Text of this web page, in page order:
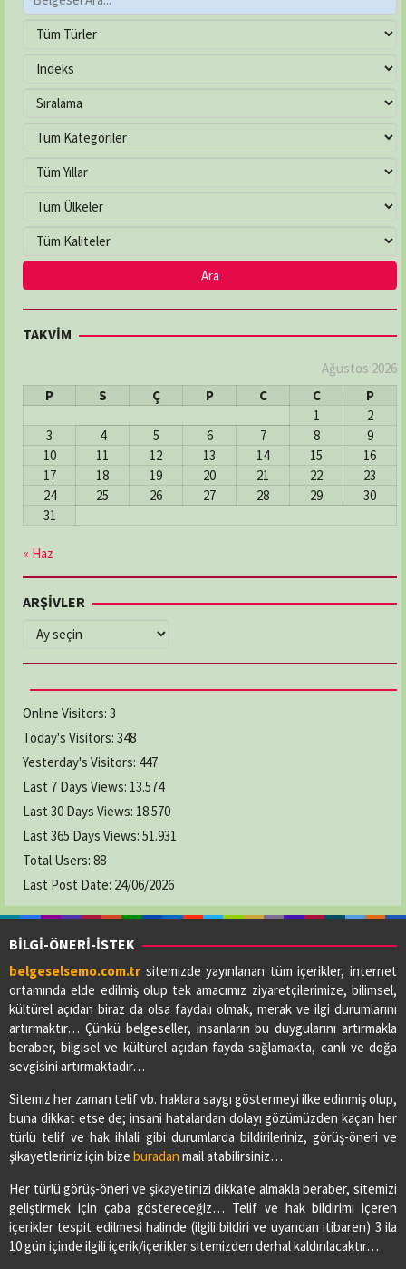
TAKVİM
Ağustos 2026
P
S Ç P C C
P
1
2
3
4 5 6 7 8
9
10
11 12 13 14 15
16
17
18 19 20 21 22
23
24
25 26 27 28 29
30
31
« Haz
ARŞİVLER
ARŞİVLER
Online Visitors: 3
Today's Visitors: 348
Yesterday's Visitors: 447
Last 7 Days Views: 13.574
Last 30 Days Views: 18.570
Last 365 Days Views: 51.931
Total Users: 88
Last Post Date: 24/06/2026
BİLGİ-ÖNERİ-İSTEK
belgeselsemo.com.tr sitemizde yayınlanan tüm içerikler, internet
ortamında elde edilmiş olup tek amacımız ziyaretçilerimize, bilimsel,
kültürel açıdan biraz da olsa faydalı olmak, merak ve ilgi durumlarını
artırmaktır… Çünkü belgeseller, insanların bu duygularını artırmakla
beraber, bilgisel ve kültürel açıdan fayda sağlamakta, canlı ve doğa
sevgisini artırmaktadır…
Sitemiz her zaman telif vb. haklara saygı göstermeyi ilke edinmiş olup,
buna dikkat etse de; insani hatalardan dolayı gözümüzden kaçan her
türlü telif ve hak ihlali gibi durumlarda bildirileriniz, görüş-öneri ve
şikayetleriniz için bize buradan mail atabilirsiniz…
Her türlü görüş-öneri ve şikayetinizi dikkate almakla beraber, sitemizi
geliştirmek için çaba göstereceğiz… Telif ve hak bildirimi içeren
içerikler tespit edilmesi halinde (ilgili bildiri ve uyarıdan itibaren) 3 ila
10 gün içinde ilgili içerik/içerikler sitemizden derhal kaldırılacaktır…